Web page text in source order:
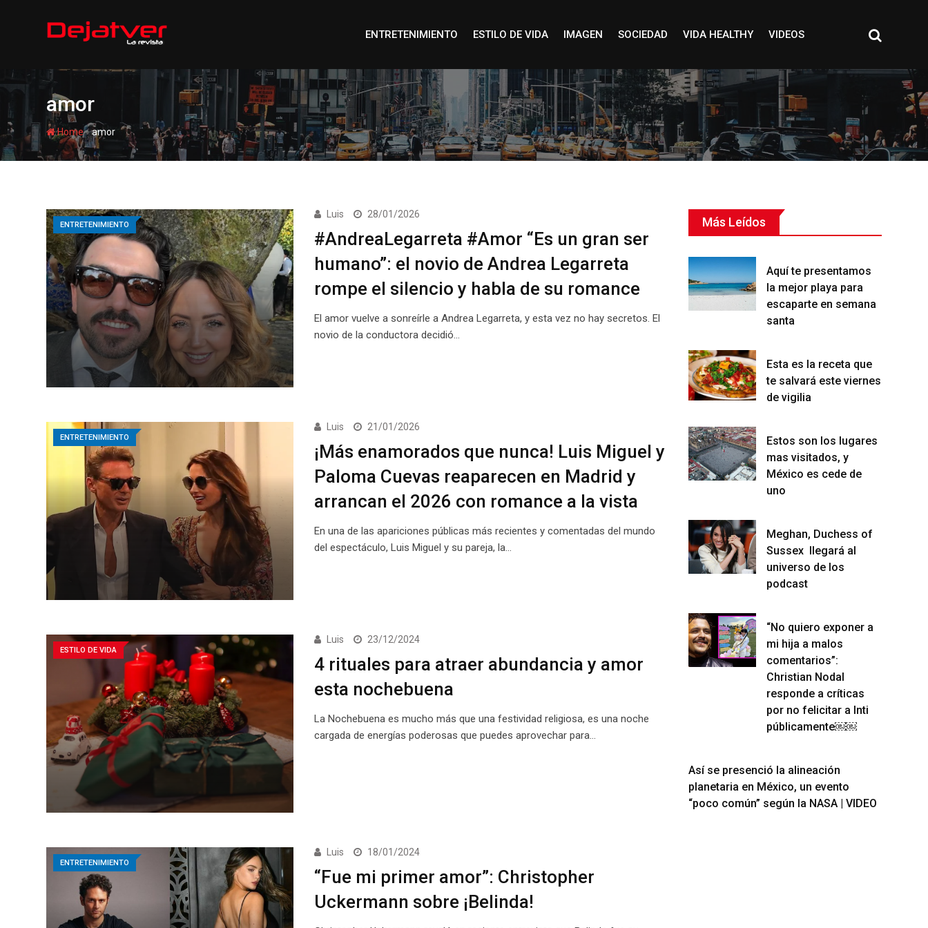
ENTRETENIMIENTO ESTILO DE VIDA IMAGEN SOCIEDAD VIDA HEALTHY VIDEOS
amor
Home-amor
ENTRETENIMIENTO
Luis 28/01/2026
#AndreaLegarreta #Amor “Es un gran ser
humano”: el novio de Andrea Legarreta
rompe el silencio y habla de su romance
El amor vuelve a sonreírle a Andrea Legarreta, y esta vez no hay secretos. El
novio de la conductora decidió…
ENTRETENIMIENTO
Luis 21/01/2026
¡Más enamorados que nunca! Luis Miguel y
Paloma Cuevas reaparecen en Madrid y
arrancan el 2026 con romance a la vista
En una de las apariciones públicas más recientes y comentadas del mundo
del espectáculo, Luis Miguel y su pareja, la…
ESTILO DE VIDA
Luis 23/12/2024
4 rituales para atraer abundancia y amor
esta nochebuena
La Nochebuena es mucho más que una festividad religiosa, es una noche
cargada de energías poderosas que puedes aprovechar para…
ENTRETENIMIENTO
Luis 18/01/2024
“Fue mi primer amor”: Christopher
Uckermann sobre ¡Belinda!
Más Leídos
Aquí te presentamos
la mejor playa para
escaparte en semana
santa
Esta es la receta que
te salvará este viernes
de vigilia
Estos son los lugares
mas visitados, y
México es cede de
uno
Meghan, Duchess of
Sussex llegará al
universo de los
podcast
“No quiero exponer a
mi hija a malos
comentarios”:
Christian Nodal
responde a críticas
por no felicitar a Inti
públicamente￼￼
Así se presenció la alineación
planetaria en México, un evento
“poco común” según la NASA | VIDEO